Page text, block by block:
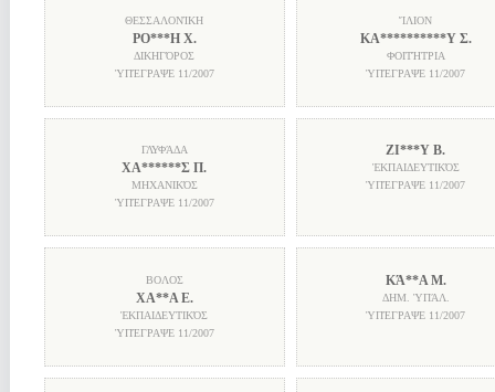
ΘΕΣΣΑΛΟΝΊΚΗ
ΡΟ***Η Χ.
ΔΙΚΗΓΌΡΟΣ
ὙΠΈΓΡΑΨΕ 11/2007
ἼΛΙΟΝ
ΚΑ**********Υ Σ.
ΦΟΙΤΉΤΡΙΑ
ὙΠΈΓΡΑΨΕ 11/2007
ΓΛΥΦΆΔΑ
ΧΑ******Σ Π.
ΜΗΧΑΝΙΚΌΣ
ὙΠΈΓΡΑΨΕ 11/2007
ΖΙ***Υ Β.
ἘΚΠΑΙΔΕΥΤΙΚΌΣ
ὙΠΈΓΡΑΨΕ 11/2007
ΒΟΛΟΣ
ΧΑ**Α Ε.
ἘΚΠΑΙΔΕΥΤΙΚΌΣ
ὙΠΈΓΡΑΨΕ 11/2007
ΚΆ**Α Μ.
ΔΗΜ. ὙΠΆΛ.
ὙΠΈΓΡΑΨΕ 11/2007